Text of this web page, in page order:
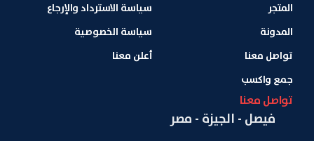
المتجر
المدونة
تواصل معنا
جمع واكسب
سياسة الاسترداد والإرجاع
سياسة الخصوصية
أعلن معنا
تواصل معنا
فيصل - الجيزة - مصر